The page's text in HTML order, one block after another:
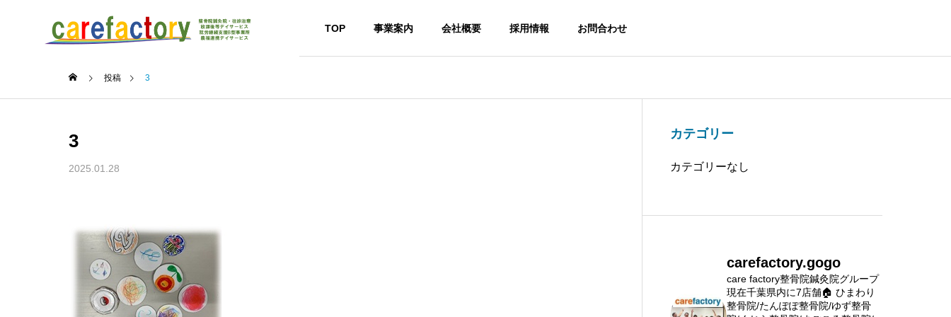
TOP 事業案内 会社概要 採用情報 お問合わせ
投稿 3
3
2025.01.28
カテゴリー
カテゴリーなし
carefactory.gogo
care factory整骨院鍼灸院グループ
現在千葉県内に7店舗🏠 ひまわり
整骨院/たんぽぽ整骨院/ゆず整骨